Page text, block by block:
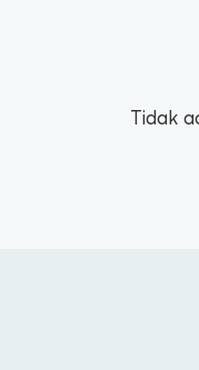
Tidak